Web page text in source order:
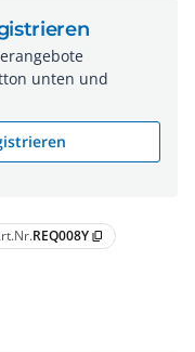
REQ008Y content_copy
unten und